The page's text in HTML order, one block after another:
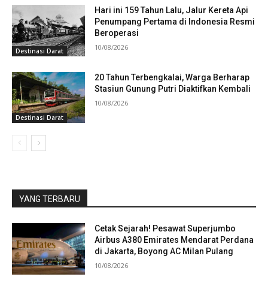
Destinasi Darat
Hari ini 159 Tahun Lalu, Jalur Kereta Api
Penumpang Pertama di Indonesia Resmi
Beroperasi
10/08/2026
Destinasi Darat
20 Tahun Terbengkalai, Warga Berharap
Stasiun Gunung Putri Diaktifkan Kembali
10/08/2026
YANG TERBARU
Cetak Sejarah! Pesawat Superjumbo
Airbus A380 Emirates Mendarat Perdana
di Jakarta, Boyong AC Milan Pulang
10/08/2026